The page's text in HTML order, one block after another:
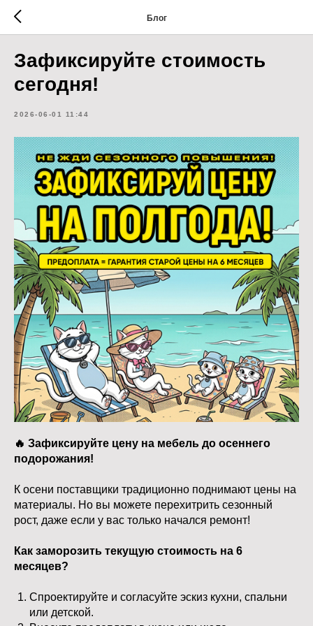
Блог
Зафиксируйте стоимость
сегодня!
2026-06-01 11:44
🔥 Зафиксируйте цену на мебель до осеннего
подорожания!
К осени поставщики традиционно поднимают цены на
материалы. Но вы можете перехитрить сезонный
рост, даже если у вас только начался ремонт!
Как заморозить текущую стоимость на 6
месяцев?
Спроектируйте и согласуйте эскиз кухни, спальни
или детской.